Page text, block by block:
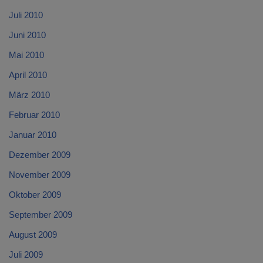
Juli 2010
Juni 2010
Mai 2010
April 2010
März 2010
Februar 2010
Januar 2010
Dezember 2009
November 2009
Oktober 2009
September 2009
August 2009
Juli 2009